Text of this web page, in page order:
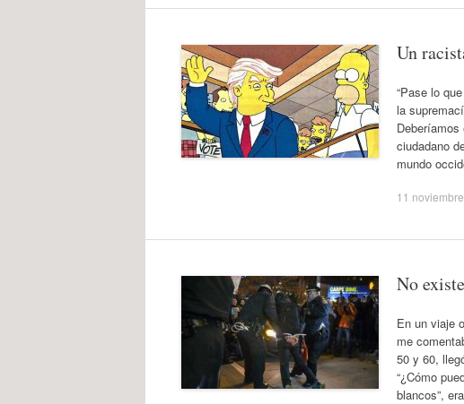
Un
“Pase lo
la
ciudadano
mundo
11
No
En un viaje
me
50 y 60,
“¿Cómo
blancos”,